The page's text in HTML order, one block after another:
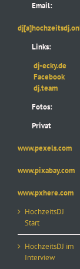
Email:
Links:
dj-ecky.de
Facebook
dj.team
Fotos:
Privat
www.pexels.com
www.pixabay.com
www.pxhere.com
HochzeitsDJ
Start
HochzeitsDJ im
Interview